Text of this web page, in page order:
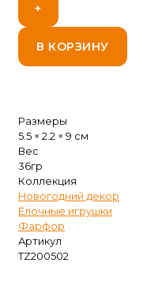
+
В КОРЗИНУ
Размеры
5.5 × 2.2 × 9 см
Вес
36гр
Коллекция
Новогодний декор
Ёлочные игрушки
Фарфор
Артикул
TZ200502